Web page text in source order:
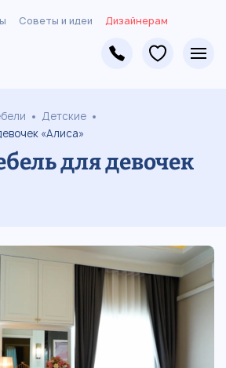
Советы и идеи Дизайнерам
Детские
«Алиса»
для девочек